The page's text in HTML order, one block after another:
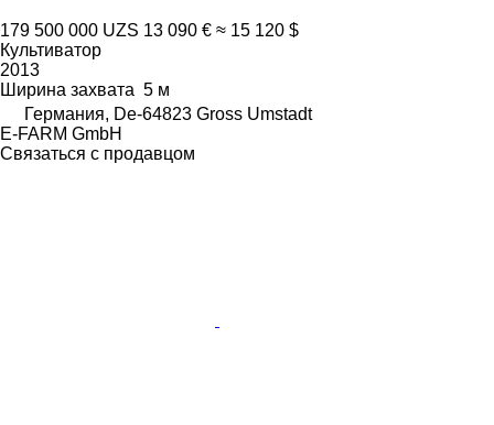
179 500 000 UZS 13 090 € ≈ 15 120 $
Культиватор
2013
Ширина захвата 5 м
Германия, De-64823 Gross Umstadt
E-FARM GmbH
Связаться с продавцом